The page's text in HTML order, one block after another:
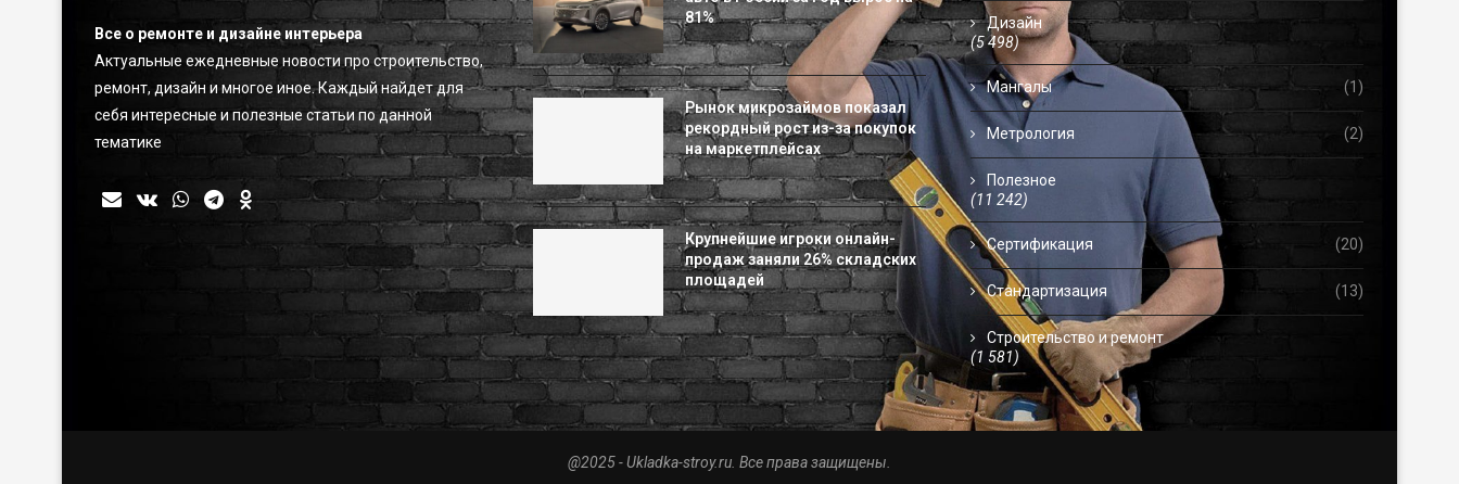
Все о ремонте и дизайне интерьера
Актуальные ежедневные новости про строительство,
ремонт, дизайн и многое иное. Каждый найдет для
себя интересные и полезные статьи по данной
тематике
81%
Рынок микрозаймов показал
рекордный рост из-за покупок
на маркетплейсах
Крупнейшие игроки онлайн-
продаж заняли 26% складских
площадей
Дизайн
(5 498)
Мангалы (1)
Метрология (2)
Полезное
(11 242)
Сертификация (20)
Стандартизация (13)
Строительство и ремонт
(1 581)
@2025 - Ukladka-stroy.ru. Все права защищены.